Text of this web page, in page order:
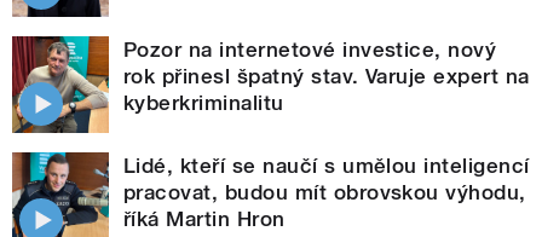
Pozor na internetové investice, nový
rok přinesl špatný stav. Varuje expert na
kyberkriminalitu
Lidé, kteří se naučí s umělou inteligencí
pracovat, budou mít obrovskou výhodu,
říká Martin Hron